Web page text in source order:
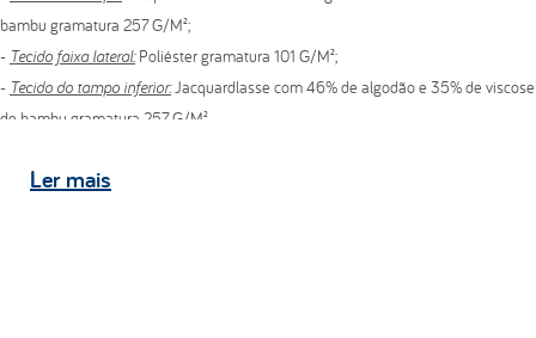
bambu gramatura 257 G/M²;
- Tecido faixa lateral:Poliéster gramatura 101 G/M²;
- Tecido do tampo inferior:Jacquardlasse com 46% de algodão e 35% de viscose
de bambu gramatura 257 G/M².
Pillow Top
Lermais